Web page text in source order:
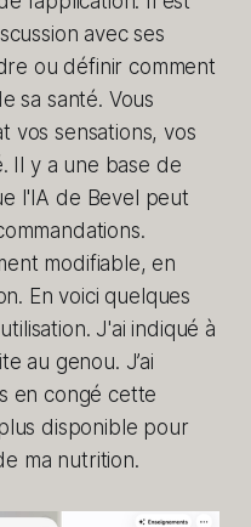
avec ses
ou définir comment
sa santé. Vous
vos sensations, vos
Il y a une base de
l'IA de Bevel peut
modifiable, en
En voici quelques
J'ai indiqué à
au genou. J’ai
en congé cette
disponible pour
ma nutrition.